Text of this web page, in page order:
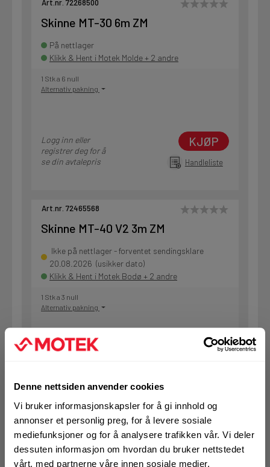
Denne nettsiden anvender cookies
Vi bruker informasjonskapsler for å gi innhold og
annonser et personlig preg, for å levere sosiale
mediefunksjoner og for å analysere trafikken vår. Vi deler
dessuten informasjon om hvordan du bruker nettstedet
vårt, med partnerne våre innen sosiale medier,
Art.nr. 72268500
Skinne MT-30 6m ZM
På nettlager
Klikk & Hent i Motek Molde + 2 andre
1 Stk a 6 null
Alternativ pakning
Logg inn eller
registrer deg for å
se din avtalepris
KJØP
Handleliste
Art.nr. 72465568
Skinne MT-40 V2 3m ZM
Ikke på nettlager - forventet sendingsklare
20.08.2026 (usikker dato)
Klikk & Hent i Motek Bodø + 2 andre
1 Stk a 3 null
Alternativ pakning
Art.nr. 72465569
Skinne MT-40 V2 6m ZM